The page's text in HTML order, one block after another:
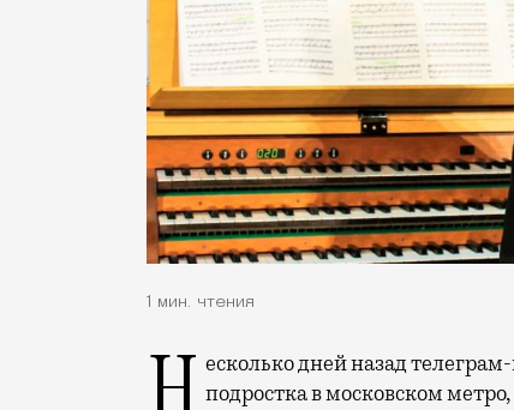
1 мин. чтения
подростка в московском